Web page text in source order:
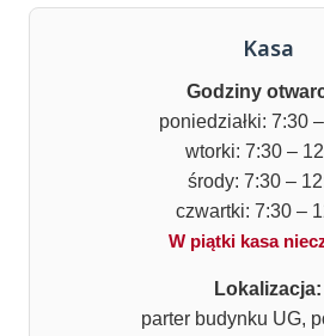
Kasa
Godziny
poniedziałki: 7:30
wtorki: 7:30 –
środy: 7:30 –
czwartki: 7:30 –
W piątki kasa
Lokalizacja:
parter budynku UG,